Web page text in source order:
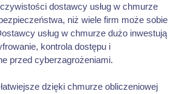
dostawcy usług w chmurze
niż wiele firm może sobie
usług w chmurze dużo inwestują
kontrola dostępu i
przed cyberzagrożeniami.
dzięki chmurze obliczeniowej